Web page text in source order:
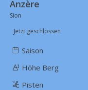
Anzère
Sion
Jetzt geschlossen
Saison
Höhe Berg
Pisten